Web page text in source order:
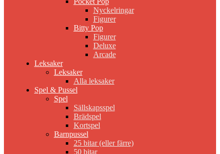
Nyckelringar
Figurer
Bitty Pop
Figurer
Deluxe
Arcade
Leksaker
Leksaker
Alla leksaker
Spel & Pussel
Spel
Sällskapsspel
Brädspel
Kortspel
Barnpussel
25 bitar (eller färre)
50 bitar